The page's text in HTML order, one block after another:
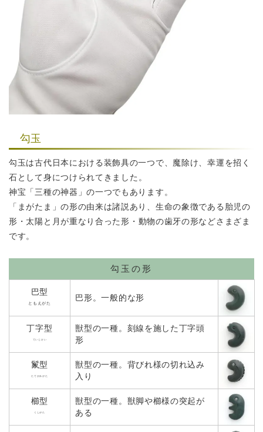
勾玉
勾玉は古代日本における装飾具の一つで、魔除け、幸運を招く
石として身につけられてきました。
神宝「三種の神器」の一つでもあります。
「まがたま」の形の由来は諸説あり、生命の象徴である胎児の
形・ 太陽と月が重なり合った形・動物の歯牙の形などさまざま
です。
勾玉の形
巴型
ともえがた
巴形。一般的な形
丁字型
ていじけい
獣型の一種。刻線を施した丁字頭
形
鬣型
たてがみがた
獣型の一種。背びれ様の切れ込み
入り
櫛型
くしがた
獣型の一種。獣脚や櫛様の突起が
ある